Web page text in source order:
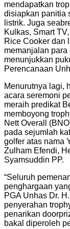
mendapatkan
disiapkan panitia
listrik. Juga
Kulkas, Smart
Rice Cooker dan
memanjalan
menunjukkan
Perencanaan
Menurutnya lagi,
acara seremoni
meraih predikat
memboyong
Nett Overall
pada sejumlah
golfer atas nama
Zulham Efendi,
Syamsuddin PP.
“Seluruh
penghargaan
PGA Unhas Dr.
penyerahan
penarikan
bakal diperoleh